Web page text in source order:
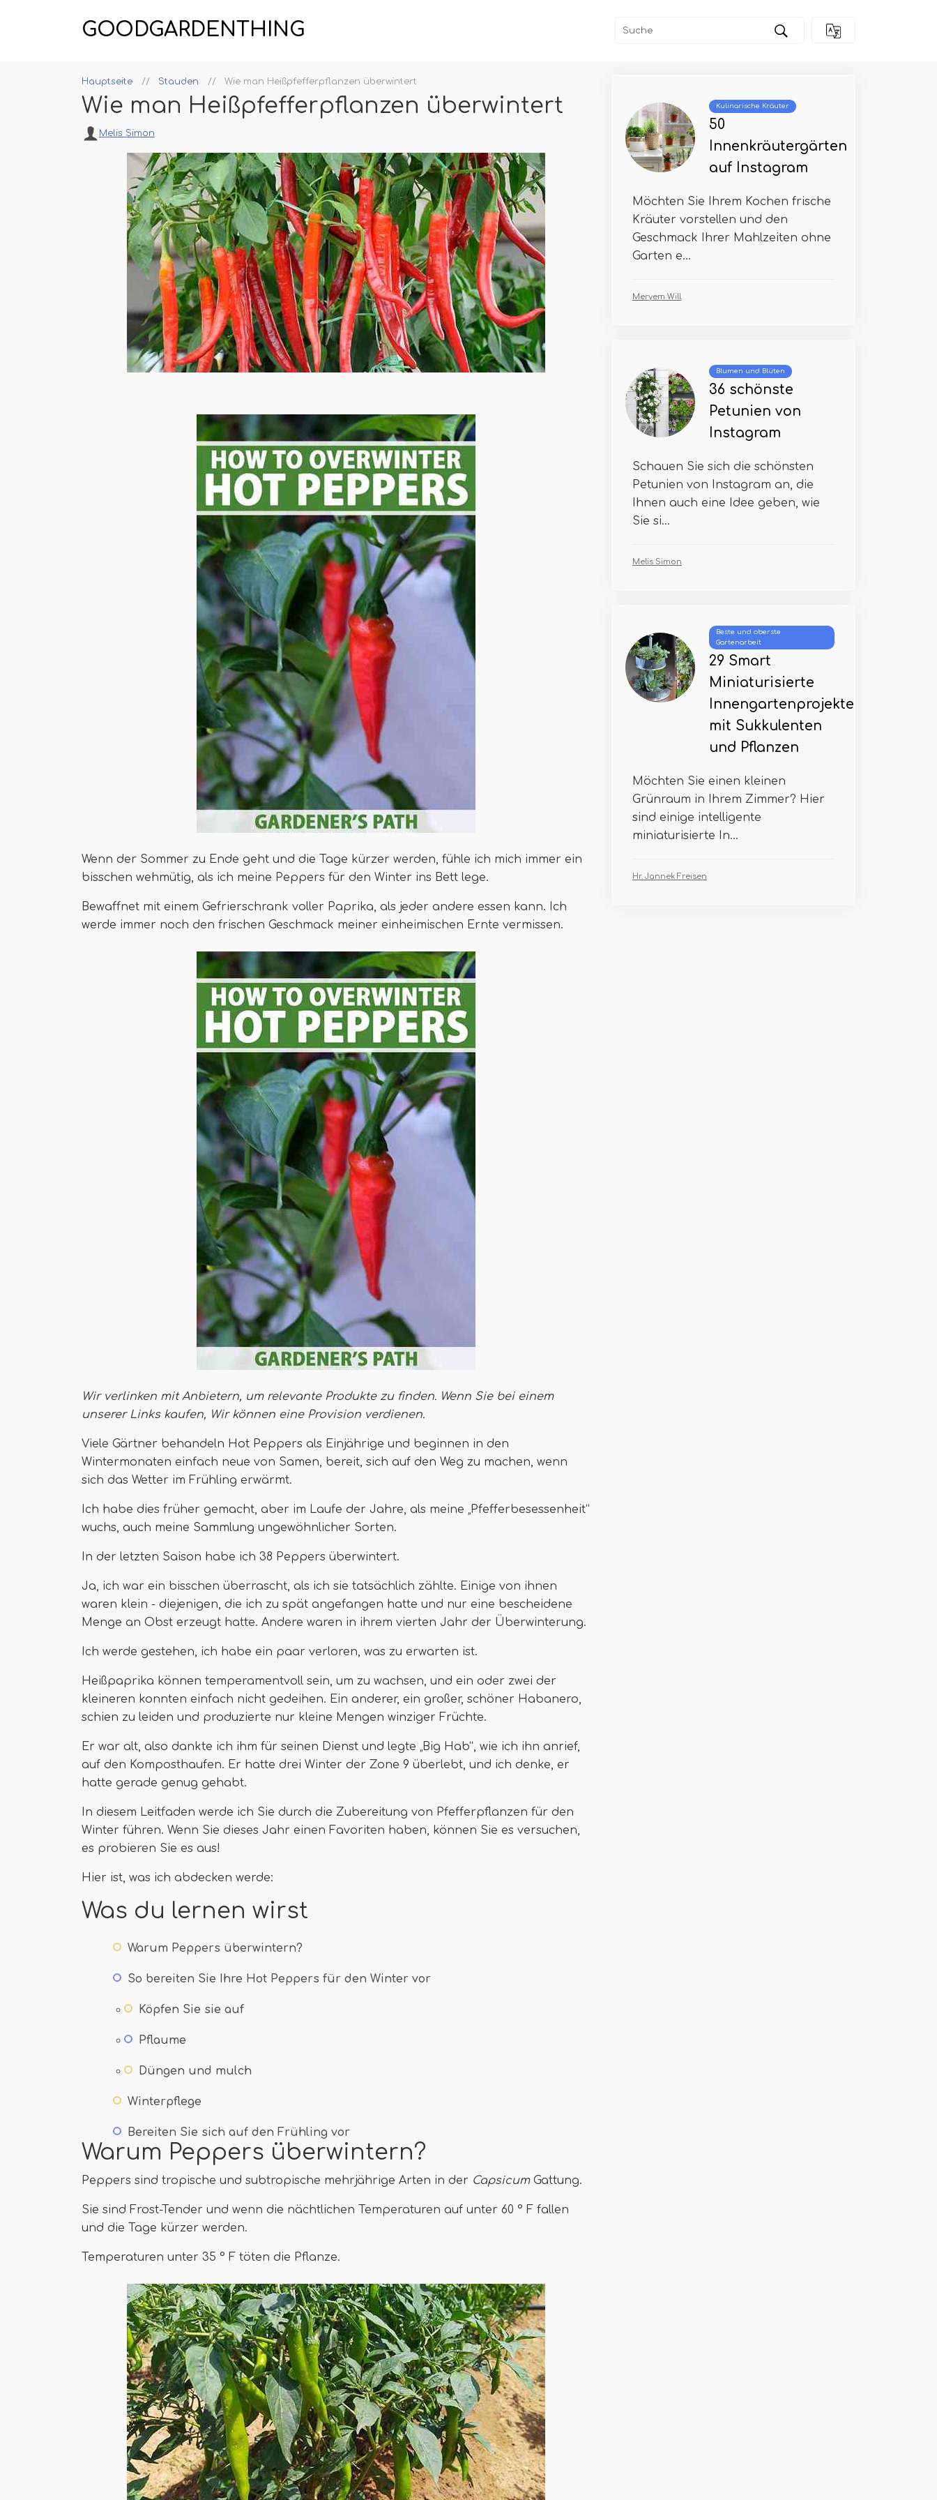
GOODGARDENTHING
Hauptseite Stauden Wie man Heißpfefferpflanzen überwintert
Wie man Heißpfefferpflanzen überwintert
Melis Simon
Wenn der Sommer zu Ende geht und die Tage kürzer werden, fühle ich mich immer ein
bisschen wehmütig, als ich meine Peppers für den Winter ins Bett lege.
Bewaffnet mit einem Gefrierschrank voller Paprika, als jeder andere essen kann. Ich
werde immer noch den frischen Geschmack meiner einheimischen Ernte vermissen.
Wir verlinken mit Anbietern, um relevante Produkte zu finden. Wenn Sie bei einem
unserer Links kaufen, Wir können eine Provision verdienen.
Viele Gärtner behandeln Hot Peppers als Einjährige und beginnen in den
Wintermonaten einfach neue von Samen, bereit, sich auf den Weg zu machen, wenn
sich das Wetter im Frühling erwärmt.
Ich habe dies früher gemacht, aber im Laufe der Jahre, als meine „Pfefferbesessenheit“
wuchs, auch meine Sammlung ungewöhnlicher Sorten.
In der letzten Saison habe ich 38 Peppers überwintert.
Ja, ich war ein bisschen überrascht, als ich sie tatsächlich zählte. Einige von ihnen
waren klein - diejenigen, die ich zu spät angefangen hatte und nur eine bescheidene
Menge an Obst erzeugt hatte. Andere waren in ihrem vierten Jahr der Überwinterung.
Ich werde gestehen, ich habe ein paar verloren, was zu erwarten ist.
Heißpaprika können temperamentvoll sein, um zu wachsen, und ein oder zwei der
kleineren konnten einfach nicht gedeihen. Ein anderer, ein großer, schöner Habanero,
schien zu leiden und produzierte nur kleine Mengen winziger Früchte.
Er war alt, also dankte ich ihm für seinen Dienst und legte „Big Hab“, wie ich ihn anrief,
auf den Komposthaufen. Er hatte drei Winter der Zone 9 überlebt, und ich denke, er
hatte gerade genug gehabt.
In diesem Leitfaden werde ich Sie durch die Zubereitung von Pfefferpflanzen für den
Winter führen. Wenn Sie dieses Jahr einen Favoriten haben, können Sie es versuchen,
es probieren Sie es aus!
Hier ist, was ich abdecken werde:
Was du lernen wirst
Warum Peppers überwintern?
So bereiten Sie Ihre Hot Peppers für den Winter vor
Köpfen Sie sie auf
Pflaume
Düngen und mulch
Winterpflege
Bereiten Sie sich auf den Frühling vor
Warum Peppers überwintern?
Peppers sind tropische und subtropische mehrjährige Arten in der CapsicumGattung.
Sie sind Frost-Tender und wenn die nächtlichen Temperaturen auf unter 60 ° F fallen
und die Tage kürzer werden.
Temperaturen unter 35 ° F töten die Pflanze.
Kulinarische Kräuter
50
Innenkräutergärten
auf Instagram
Möchten Sie Ihrem Kochen frische
Kräuter vorstellen und den
Geschmack Ihrer Mahlzeiten ohne
Garten e...
Meryem Will
Blumen und Blüten
36 schönste
Petunien von
Instagram
Schauen Sie sich die schönsten
Petunien von Instagram an, die
Ihnen auch eine Idee geben, wie
Sie si...
Melis Simon
Beste und oberste
Gartenarbeit
29 Smart
Miniaturisierte
Innengartenprojekte
mit Sukkulenten
und Pflanzen
Möchten Sie einen kleinen
Grünraum in Ihrem Zimmer? Hier
sind einige intelligente
miniaturisierte In...
Hr. Jannek Freisen